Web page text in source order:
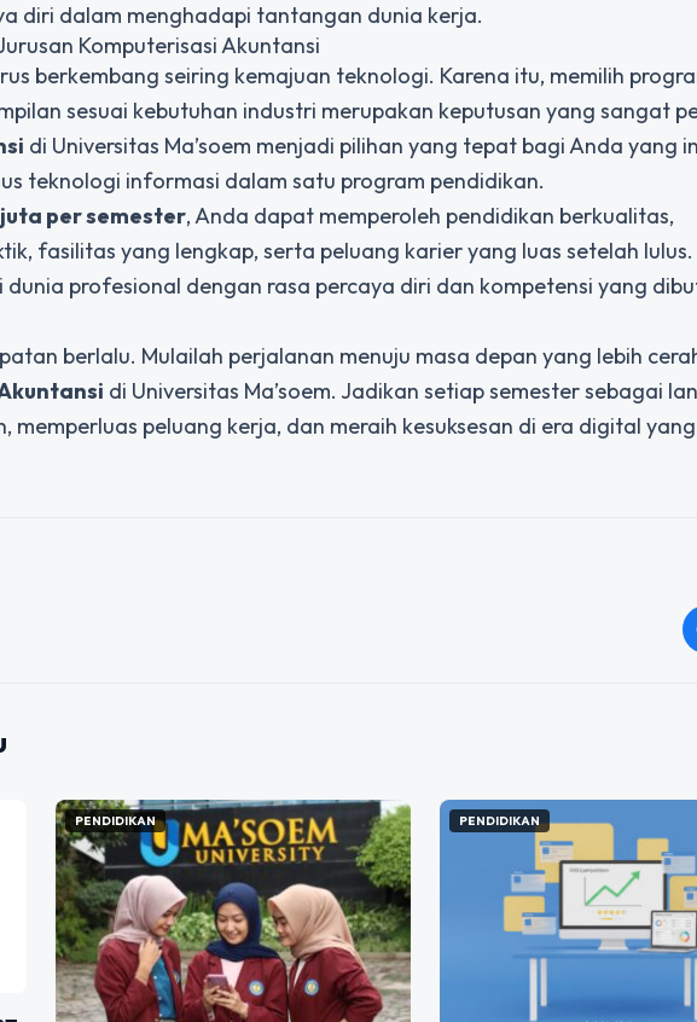
diri dalam menghadapi tantangan dunia kerja.
Komputerisasi Akuntansi
berkembang seiring kemajuan teknologi. Karena itu, memilih
sesuai kebutuhan industri merupakan keputusan yang sangat
di Universitas Ma’soem menjadi pilihan yang tepat bagi Anda yang
teknologi informasi dalam satu program pendidikan.
per semester, Anda dapat memperoleh pendidikan berkualitas,
fasilitas yang lengkap, serta peluang karier yang luas setelah lulus.
dunia profesional dengan rasa percaya diri dan kompetensi yang
berlalu. Mulailah perjalanan menuju masa depan yang lebih
di Universitas Ma’soem. Jadikan setiap semester sebagai
memperluas peluang kerja, dan meraih kesuksesan di era digital
PENDIDIKAN PENDIDIKAN